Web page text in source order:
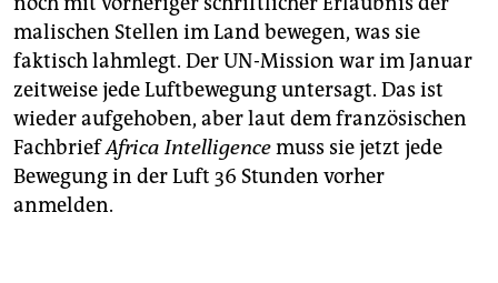
Stärke: rund 700 Soldaten.
Deutsche Beteiligung(Bundeswehrangaben, Ende
Januar 2022): 309, die aber nicht alle vor Ort sind;
Mandatsobergrenze: 600.
malischen Stellen im Land bewegen, was sie
faktisch lahmlegt. Der UN-Mission war im Januar
zeitweise jede Luftbewegung untersagt. Das ist
wieder aufgehoben, aber laut dem französischen
FachbriefAfrica Intelligencemuss sie jetzt jede
Bewegung in der Luft 36 Stunden vorher
anmelden.